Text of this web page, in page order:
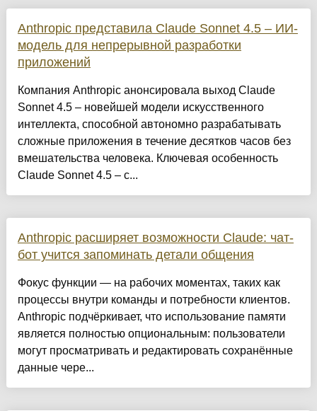
Anthropic представила Claude Sonnet 4.5 – ИИ-
модель для непрерывной разработки
приложений
Компания Anthropic анонсировала выход Claude
Sonnet 4.5 – новейшей модели искусственного
интеллекта, способной автономно разрабатывать
сложные приложения в течение десятков часов без
вмешательства человека. Ключевая особенность
Claude Sonnet 4.5 – с...
Anthropic расширяет возможности Claude: чат-
бот учится запоминать детали общения
Фокус функции — на рабочих моментах, таких как
процессы внутри команды и потребности клиентов.
Anthropic подчёркивает, что использование памяти
является полностью опциональным: пользователи
могут просматривать и редактировать сохранённые
данные чере...